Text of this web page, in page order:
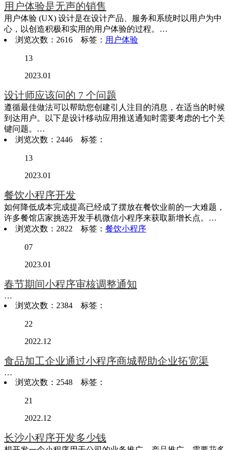
用户体验是无声的销售
用户体验 (UX) 设计是在设计产品、服务和系统时以用户为中
心，以创造积极和实用的用户体验的过程。…
浏览次数：2616 标签： 用户体验
13
2023.01
设计师应该问的 7 个问题
遵循最佳做法可以帮助您创建引人注目的消息，在适当的时候
到达用户。以下是设计移动应用推送通知时需要考虑的七个关
键问题。…
浏览次数：2446 标签：
13
2023.01
餐饮小程序开发
如何降低成本完成提高已经成了摆放在餐饮业前的一大难题，
许多餐馆店家挑选开发手机微信小程序来获取新增长点。…
浏览次数：2822 标签： 餐饮小程序
07
2023.01
春节期间小程序审核调整通知
…
浏览次数：2384 标签：
22
2022.12
食品加工企业通过小程序商城帮助企业拓宽渠
…
浏览次数：2548 标签：
21
2022.12
长沙小程序开发多少钱